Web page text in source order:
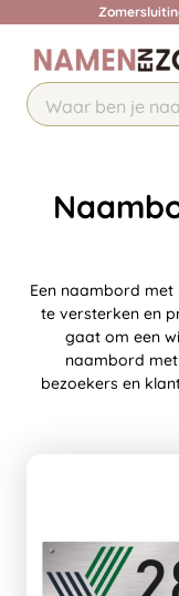
Een naambord
te versterken en
gaat om een
naambord
bezoekers en